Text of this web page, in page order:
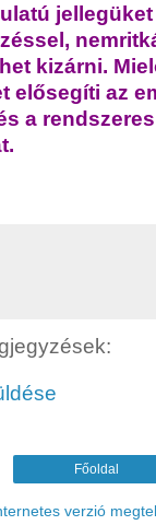
kizárni.
elősegíti az
a
Főoldal
verzió